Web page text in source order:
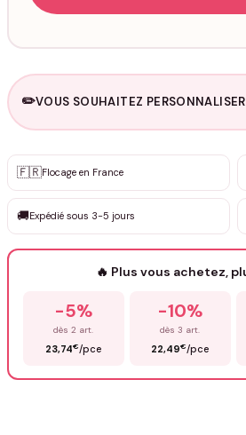
✏️VOUS SOUHAITEZ
✨ Personnalisation sur mesure
DEVIS GRATUIT · Personnalisation de 3
Que souhaitez-vous ?
🇫🇷Flocage en France
🚚Expédié sous 3-5 jours
🔥 Plus vous achetez,
-5%
dès 2 art.
23,74€/pce
-10%
dès 3 art.
22,49€/pce